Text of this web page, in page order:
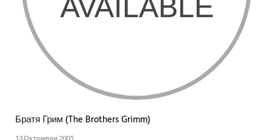
Братя Грим (The Brothers Grimm)
13 Октомври 2005